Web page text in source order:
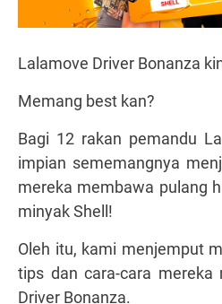
Lalamove Driver Bonanza
Memang best kan?
Bagi 12 rakan pemandu
impian sememangnya
mereka membawa pulang
minyak Shell!
Oleh itu, kami menjemput
tips dan cara-cara mereka
Driver Bonanza.